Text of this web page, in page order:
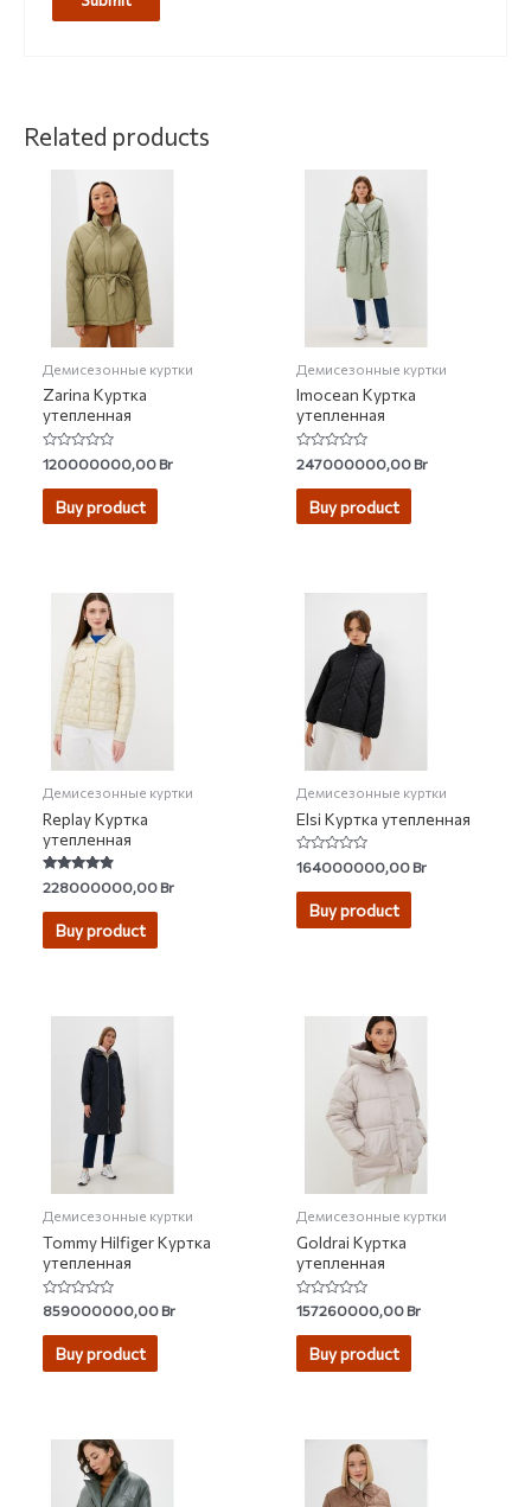
Related products
Демисезонные куртки
Zarina Куртка
утепленная
Rated
0
out
120000000,00Br
Buy product
Демисезонные куртки
Imocean Куртка
утепленная
Rated
0
out
247000000,00Br
Buy product
Демисезонные куртки
Replay Куртка
утепленная
Rated
4.60
out of 5
228000000,00Br
Buy product
Демисезонные куртки
Elsi Куртка утепленная
Rated
0
out
164000000,00Br
Buy product
Демисезонные куртки
Tommy Hilfiger Куртка
утепленная
Rated
0
out
859000000,00Br
Buy product
Демисезонные куртки
Goldrai Куртка
утепленная
Rated
0
out
157260000,00Br
Buy product